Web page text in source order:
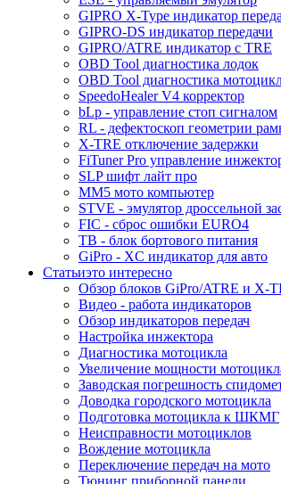
GIPRO X-Type индикатор
GIPRO-DS индикатор передачи
GIPRO/ATRE индикатор с TRE
OBD Tool диагностика лодок
OBD Tool диагностика
SpeedoHealer V4 корректор
bLp - управление стоп сигналом
RL - дефектоскоп геометрии
X-TRE отключение задержки
FiTuner Pro управление
SLP шифт лайт про
MM5 мото компьютер
STVE - эмулятор дроссельной
FIC - сброс ошибки EURO4
TB - блок бортового питания
GiPro - XC индикатор для авто
Статьиэто интересно
Обзор блоков GiPro/ATRE и X-
Видео - работа индикаторов
Обзор индикаторов передач
Настройка инжектора
Диагноcтика мотоцикла
Увеличение мощности
Заводская погрешность
Доводка городского мотоцикла
Подготовка мотоцикла к ШКМГ
Неисправности мотоциклов
Вождение мотоцикла
Переключение передач на мото
Тюнинг приборной панели